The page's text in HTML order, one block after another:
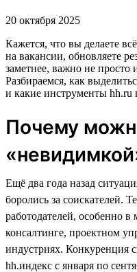
20 октября 2025
Кажется, что вы делаете
на вакансии, обновляете
заметнее, важно не просто
Разбираемся, как
и какие инструменты hh.ru
Почему
Ещё два года назад
боролись за соискателей.
работодателей, особенно
консалтинге, проектном
индустриях. Конкуренция
hh.индекс с января по